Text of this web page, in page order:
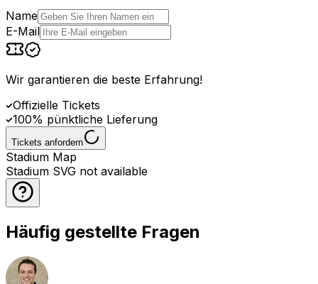
Name
E-Mail
Wir garantieren die beste Erfahrung!
Offizielle Tickets
100% pünktliche Lieferung
Tickets anfordern
Stadium Map
Stadium SVG not available
Häufig gestellte Fragen